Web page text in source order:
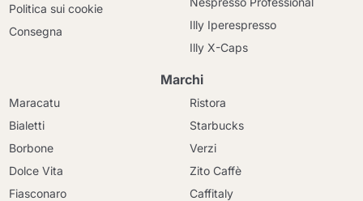
Politica sui cookie
Consegna
Illy Iperespresso
Illy X-Caps
Marchi
Maracatu
Bialetti
Borbone
Dolce Vita
Fiasconaro
Ristora
Starbucks
Verzi
Zito Caffè
Caffitaly